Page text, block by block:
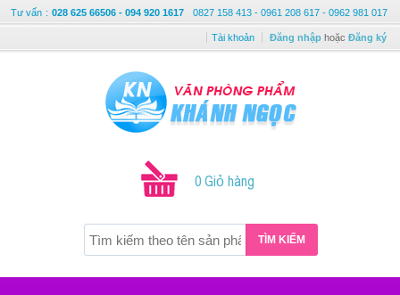
Tư vấn : 028 625 66506 - 094 920 1617 0827 158 413 - 0961 208 617 - 0962 981 017
Tài khoản Đăng nhập hoặc Đăng ký
0 Giỏ hàng
TÌM KIẾM